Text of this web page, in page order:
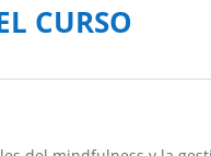
CURSO